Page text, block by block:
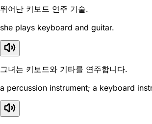
뛰어난 키보드 연주 기술.
she plays keyboard and guitar.
그녀는 키보드와 기타를 연주합니다.
a percussion instrument; a keyboard